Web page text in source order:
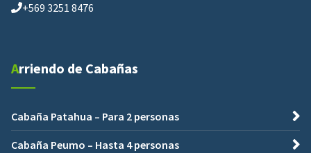
+569 3251 8476
Arriendo de Cabañas
Cabaña Patahua – Para 2 personas
Cabaña Peumo – Hasta 4 personas